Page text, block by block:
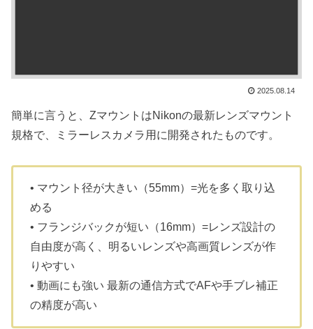
2025.08.14
簡単に言うと、ZマウントはNikonの最新レンズマウント
規格で、ミラーレスカメラ用に開発されたものです。
• マウント径が大きい（55mm）=光を多く取り込
める
• フランジバックが短い（16mm）=レンズ設計の
自由度が高く、明るいレンズや高画質レンズが作
りやすい
• 動画にも強い 最新の通信方式でAFや手ブレ補正
の精度が高い